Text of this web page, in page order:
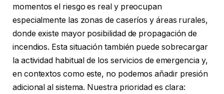
momentos el riesgo es real y preocupan
especialmente las zonas de caseríos y áreas rurales,
donde existe mayor posibilidad de propagación de
incendios. Esta situación también puede sobrecargar
la actividad habitual de los servicios de emergencia y,
en contextos como este, no podemos añadir presión
adicional al sistema. Nuestra prioridad es clara: